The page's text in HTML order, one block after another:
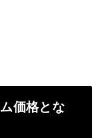
価格とな